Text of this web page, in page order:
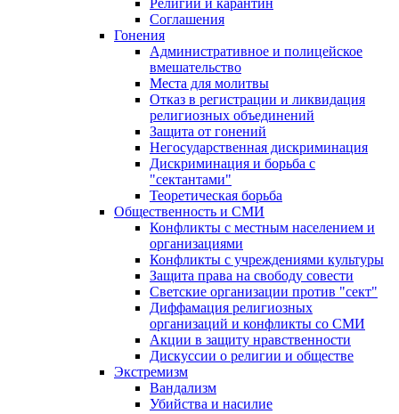
Религии и карантин
Соглашения
Гонения
Административное и полицейское
вмешательство
Места для молитвы
Отказ в регистрации и ликвидация
религиозных объединений
Защита от гонений
Негосударственная дискриминация
Дискриминация и борьба с
"сектантами"
Теоретическая борьба
Общественность и СМИ
Конфликты с местным населением и
организациями
Конфликты с учреждениями культуры
Защита права на свободу совести
Светские организации против "сект"
Диффамация религиозных
организаций и конфликты со СМИ
Акции в защиту нравственности
Дискуссии о религии и обществе
Экстремизм
Вандализм
Убийства и насилие